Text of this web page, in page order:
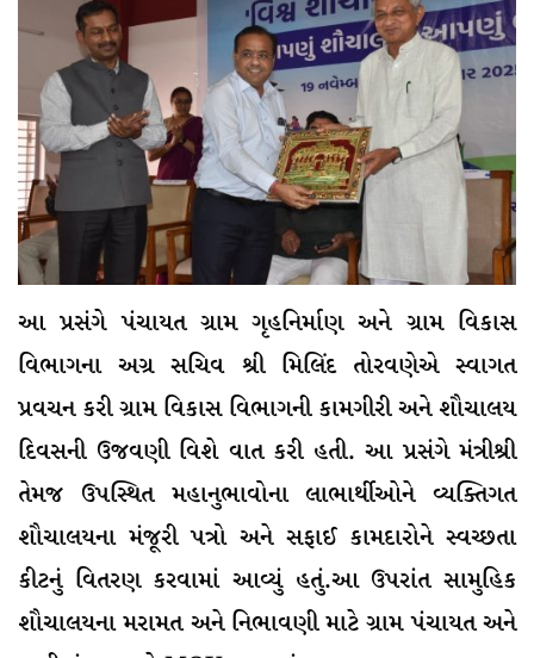
આ પ્રસંગે પંચાયત ગ્રામ ગૃહનિર્માણ અને ગ્રામ વિકાસ
વિભાગના અગ્ર સચિવ શ્રી મિલિંદ તોરવણેએ સ્વાગત
પ્રવચન કરી ગ્રામ વિકાસ વિભાગની કામગીરી અને શૌચાલય
દિવસની ઉજવણી વિશે વાત કરી હતી. આ પ્રસંગે મંત્રીશ્રી
તેમજ ઉપસ્થિત મહાનુભાવોના લાભાર્થીઓને વ્યક્તિગત
શૌચાલયના મંજૂરી પત્રો અને સફાઈ કામદારોને સ્વચ્છતા
કીટનું વિતરણ કરવામાં આવ્યું હતું.આ ઉપરાંત સામુહિક
શૌચાલયના મરામત અને નિભાવણી માટે ગ્રામ પંચાયત અને